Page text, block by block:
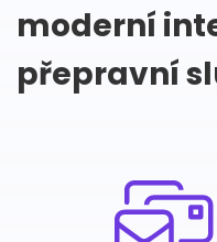
moderní
přepravní